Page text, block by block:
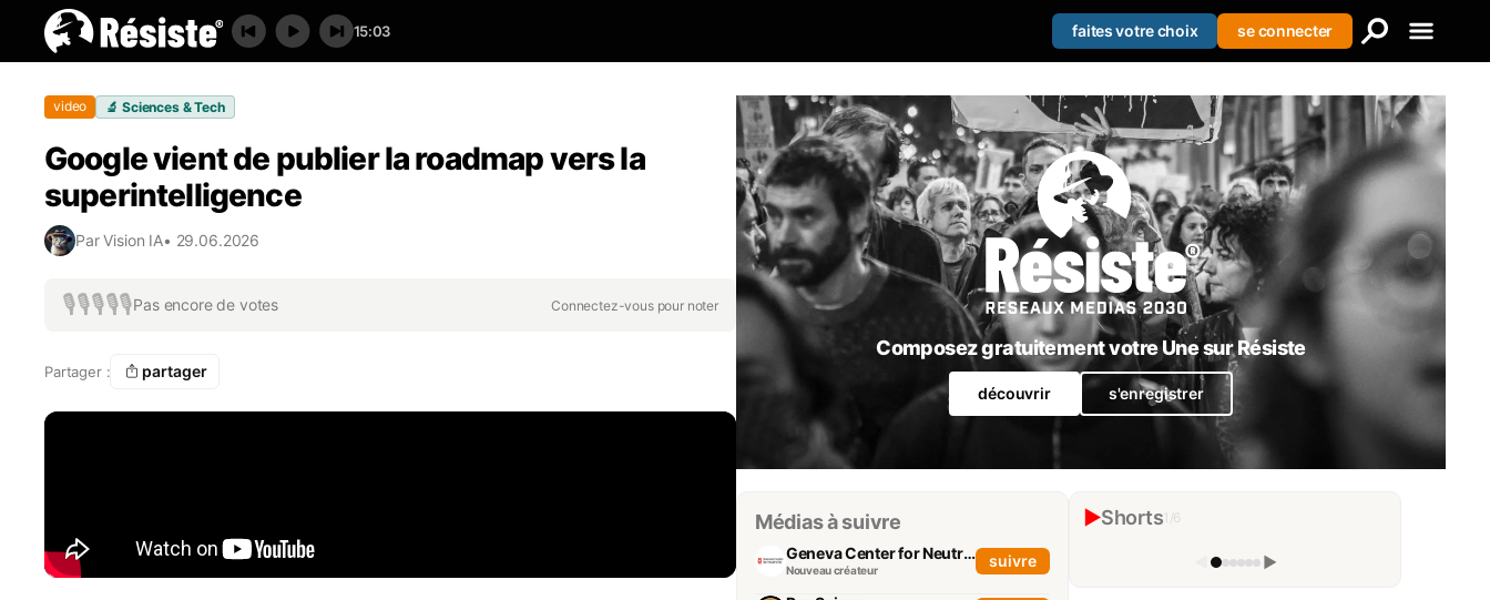
15:03 faites votre choix se connecter
Se connecter
S'enregistrer
video 🔬 Sciences & Tech
Google vient de publier la roadmap vers la
superintelligence
ParVision IA• 29.06.2026
🎙️🎙️🎙️🎙️🎙️Pas encore de votes Connectez-vous pour noter
Partager : partager
Composez gratuitement votre Une sur Résiste
découvrir s'enregistrer
Médias à suivre
Geneva Center for Neutrality
Nouveau créateur
suivre
▶Shorts 1 /6
La Table de Gaya
▶